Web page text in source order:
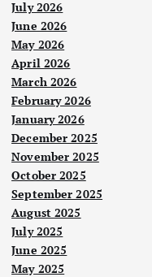
July 2026
June 2026
May 2026
April 2026
March 2026
February 2026
January 2026
December 2025
November 2025
October 2025
September 2025
August 2025
July 2025
June 2025
May 2025